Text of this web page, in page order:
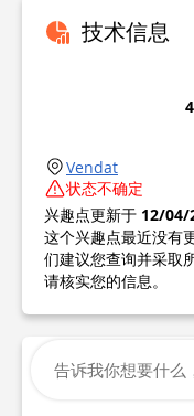
技术信息
Vendat
状态不确定
兴趣点更新于 12/04/
这个兴趣点最近没有
们建议您查询并采取
请核实您的信息。
告诉我你想要什么